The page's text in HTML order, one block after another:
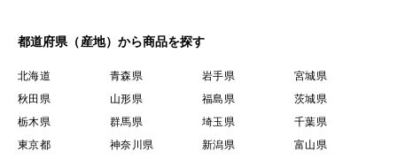
都道府県（産地）から商品を探す
北海道 青森県 岩手県
宮城県
秋田県
山形県 福島県
茨城県
栃木県
群馬県 埼玉県
千葉県
東京都
神奈川県 新潟県
富山県